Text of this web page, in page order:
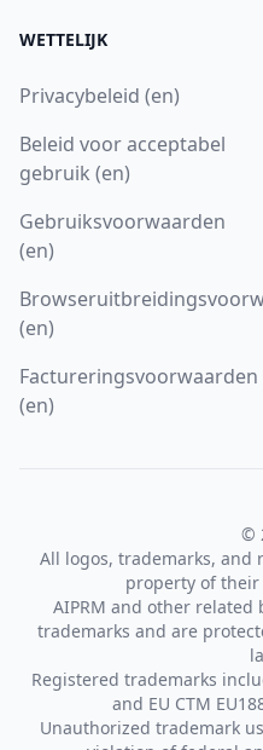
WETTELIJK
Privacybeleid (en)
Beleid voor acceptabel
gebruik (en)
Gebruiksvoorwaarden
(en)
(en)
Factureringsvoorwaarden
(en)
©
All logos, trademarks, and
property of their
AIPRM and other
trademarks and are
Registered trademarks
and EU CTM
Unauthorized trademark